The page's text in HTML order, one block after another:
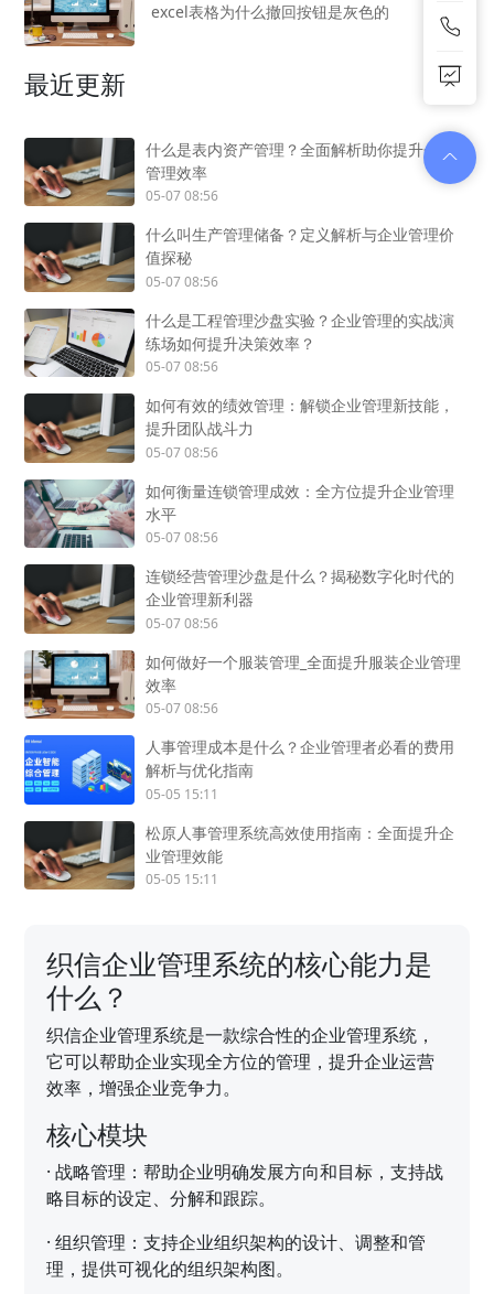
excel表格为什么撤回按钮是灰色的
最近更新
什么是表内资产管理？全面解析助你提升企业
管理效率
05-07 08:56
什么叫生产管理储备？定义解析与企业管理价
值探秘
05-07 08:56
什么是工程管理沙盘实验？企业管理的实战演
练场如何提升决策效率？
05-07 08:56
如何有效的绩效管理：解锁企业管理新技能，
提升团队战斗力
05-07 08:56
如何衡量连锁管理成效：全方位提升企业管理
水平
05-07 08:56
连锁经营管理沙盘是什么？揭秘数字化时代的
企业管理新利器
05-07 08:56
如何做好一个服装管理_全面提升服装企业管理
效率
05-07 08:56
人事管理成本是什么？企业管理者必看的费用
解析与优化指南
05-05 15:11
松原人事管理系统高效使用指南：全面提升企
业管理效能
05-05 15:11
织信企业管理系统的核心能力是
什么？
织信企业管理系统是一款综合性的企业管理系统，
它可以帮助企业实现全方位的管理，提升企业运营
效率，增强企业竞争力。
核心模块
·战略管理：帮助企业明确发展方向和目标，支持战
略目标的设定、分解和跟踪。
·组织管理：支持企业组织架构的设计、调整和管
理，提供可视化的组织架构图。